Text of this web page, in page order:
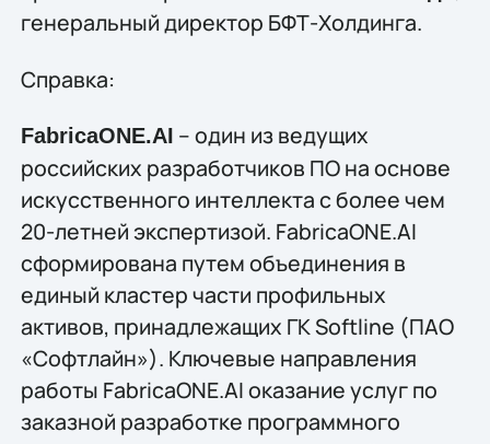
генеральный директор БФТ-Холдинга.
Справка:
FabricaONE.AI – один из ведущих
российских разработчиков ПО на основе
искусственного интеллекта с более чем
20-летней экспертизой. FabricaONE.AI
сформирована путем объединения в
единый кластер части профильных
активов, принадлежащих ГК Softline (ПАО
«Софтлайн»). Ключевые направления
работы FabricaONE.AI оказание услуг по
заказной разработке программного